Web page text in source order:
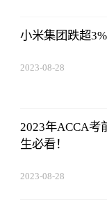
小米集团跌超
2023-08-28
2023年ACCA考
生必看！
2023-08-28